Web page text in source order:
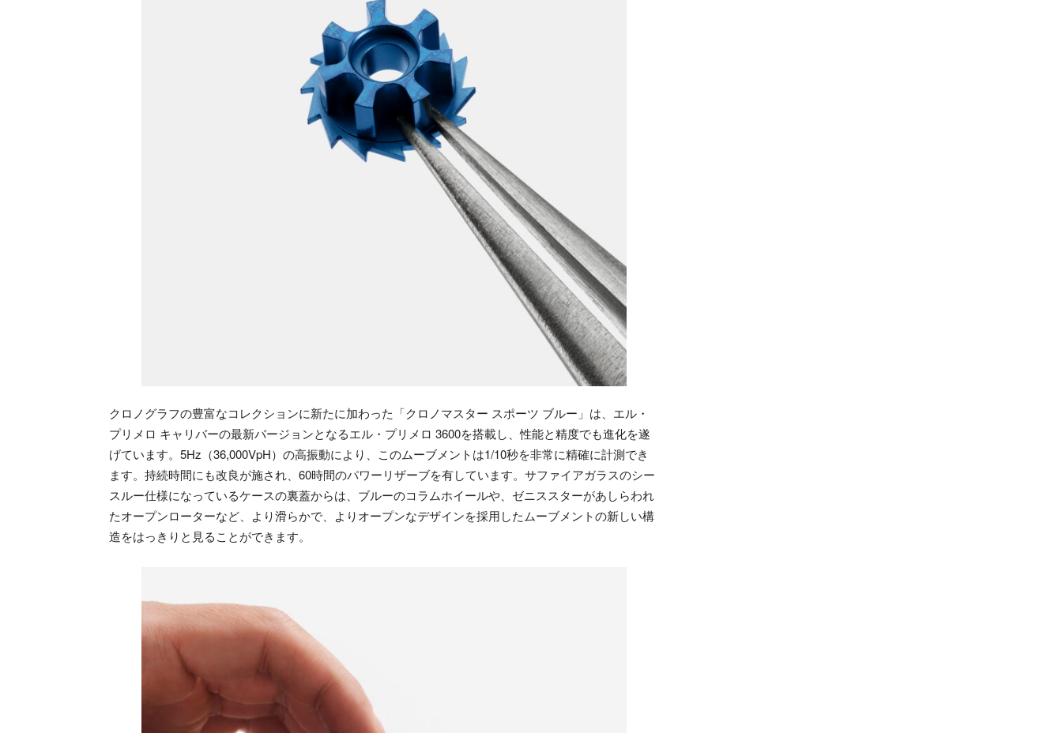
クロノグラフの豊富なコレクションに新たに加わった「クロノマスター スポーツ ブルー」は、エル・
プリメロ キャリバーの最新バージョンとなるエル・プリメロ 3600を搭載し、性能と精度でも進化を遂
げています。5Hz（36,000VpH）の高振動により、このムーブメントは1/10秒を非常に精確に計測でき
ます。持続時間にも改良が施され、60時間のパワーリザーブを有しています。サファイアガラスのシー
スルー仕様になっているケースの裏蓋からは、ブルーのコラムホイールや、ゼニススターがあしらわれ
たオープンローターなど、より滑らかで、よりオープンなデザインを採用したムーブメントの新しい構
造をはっきりと見ることができます。